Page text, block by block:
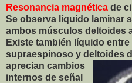
Resonancia magnética de
Se observa líquido laminar
ambos músculos deltoides
Existe también líquido
supraespinoso y deltoides
aprecian cambios
internos de señal